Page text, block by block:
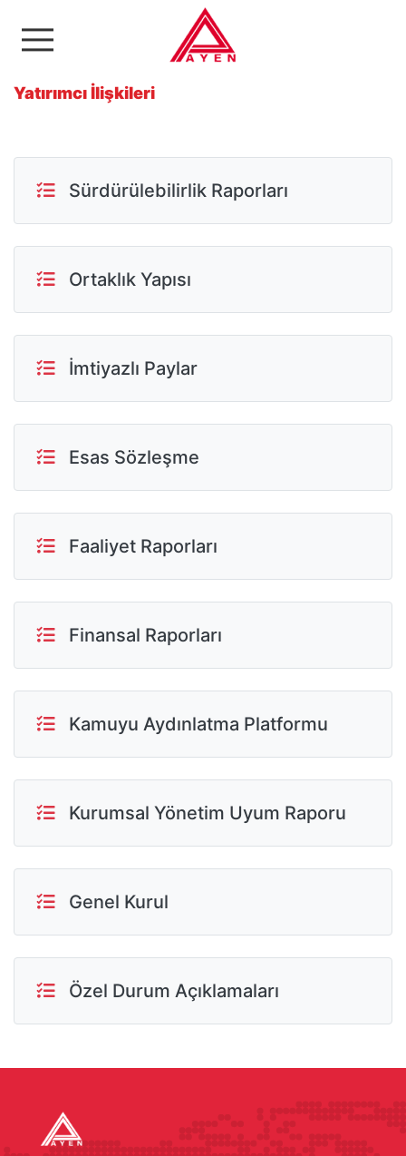
Ayen Enerji A.Ş
Yatırımcı İlişkileri
Sürdürülebilirlik Raporları
Ortaklık Yapısı
İmtiyazlı Paylar
Esas Sözleşme
Faaliyet Raporları
Finansal Raporları
Kamuyu Aydınlatma Platformu
Kurumsal Yönetim Uyum Raporu
Genel Kurul
Özel Durum Açıklamaları